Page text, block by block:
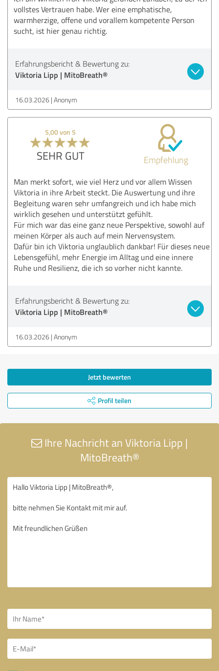
vollstes Vertrauen habe. Wer eine emphatische,
warmherzige, offene und vorallem kompetente Person
sucht, ist hier genau richtig.
Erfahrungsbericht & Bewertung zu:
Viktoria Lipp | MitoBreath®
16.03.2026 Anonym
5,00 von 5
SEHR GUT Empfehlung
Man merkt sofort, wie viel Herz und vor allem Wissen
Viktoria in ihre Arbeit steckt. Die Auswertung und ihre
Begleitung waren sehr umfangreich und ich habe mich
wirklich gesehen und unterstützt gefühlt.
Für mich war das eine ganz neue Perspektive, sowohl auf
meinen Körper als auch auf mein Nervensystem.
Dafür bin ich Viktoria unglaublich dankbar! Für dieses neue
Lebensgefühl, mehr Energie im Alltag und eine innere
Ruhe und Resilienz, die ich so vorher nicht kannte.
Erfahrungsbericht & Bewertung zu:
Viktoria Lipp | MitoBreath®
16.03.2026 Anonym
Jetzt bewerten
Profil teilen
Ihre Nachricht an Viktoria Lipp |
MitoBreath®